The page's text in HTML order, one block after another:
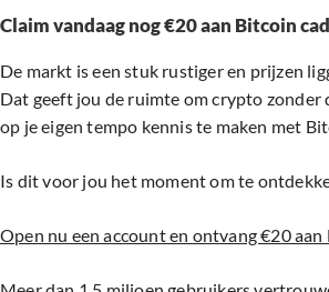
Claim vandaag nog €20 aan Bitcoin
De markt is een stuk rustiger en prijzen
Dat geeft jou de ruimte om crypto zonder
op je eigen tempo kennis te maken met
Is dit voor jou het moment om te
Open nu een account en ontvang €20